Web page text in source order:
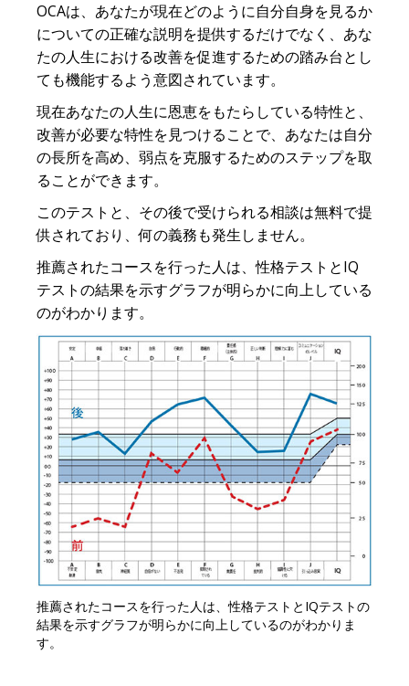
OCAは、あなたが現在どのように自分自身を見るか
についての正確な説明を提供するだけでなく、あな
たの人生における改善を促進するための踏み台とし
ても機能するよう意図されています。
現在あなたの人生に恩恵をもたらしている特性と、
改善が必要な特性を見つけることで、あなたは自分
の長所を高め、弱点を克服するためのステップを取
ることができます。
このテストと、その後で受けられる相談は無料で提
供されており、何の義務も発生しません。
推薦されたコースを行った人は、性格テストとIQ
テストの結果を示すグラフが明らかに向上している
のがわかります。
推薦されたコースを行った人は、性格テストとIQテストの
結果を示すグラフが明らかに向上しているのがわかりま
す。